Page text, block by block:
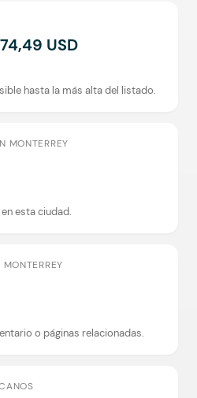
USD
hasta la más alta del listado.
MONTERREY
esta ciudad.
o páginas relacionadas.